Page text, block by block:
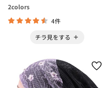
2colors
4件
チラ見をする